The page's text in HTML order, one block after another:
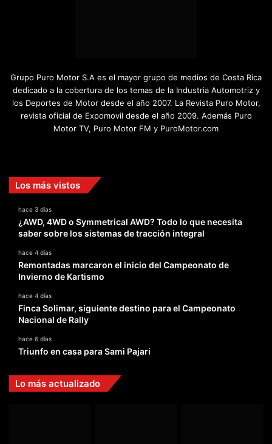
Grupo Puro Motor S.A es el mayor grupo de medios de Costa Rica
dedicado a la cobertura de los temas de la Industria Automotriz y
los Deportes de Motor desde el año 2007. La Revista Puro Motor,
revista oficial de Expomovil desde el año 2009. Además Puro
Motor TV, Puro Motor FM y PuroMotor.com
Los más vistos
hace 3 días
¿AWD, 4WD o Symmetrical AWD? Todo lo que necesita
saber sobre los sistemas de tracción integral
hace 4 días
Remontadas marcaron el inicio del Campeonato de
Invierno de Kartismo
hace 4 días
Finca Solimar, siguiente destino para el Campeonato
Nacional de Rally
hace 6 días
Triunfo en casa para Sami Pajari
Lo más actualizado